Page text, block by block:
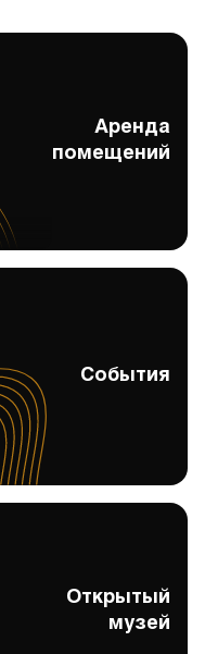
Аренда
помещений
События
Открытый
музей